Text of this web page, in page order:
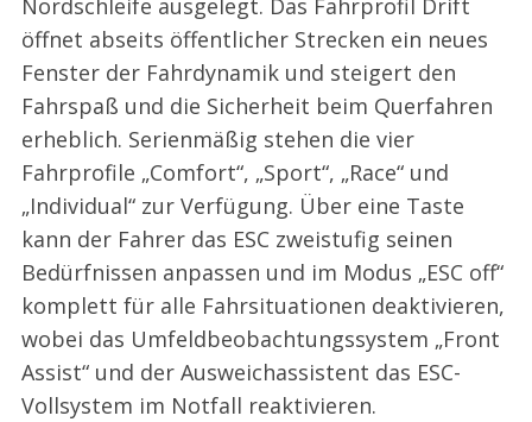
Nordschleife ausgelegt. Das Fahrprofil Drift
öffnet abseits öffentlicher Strecken ein neues
Fenster der Fahrdynamik und steigert den
Fahrspaß und die Sicherheit beim Querfahren
erheblich. Serienmäßig stehen die vier
Fahrprofile „Comfort“, „Sport“, „Race“ und
„Individual“ zur Verfügung. Über eine Taste
kann der Fahrer das ESC zweistufig seinen
Bedürfnissen anpassen und im Modus „ESC off“
komplett für alle Fahrsituationen deaktivieren,
wobei das Umfeldbeobachtungssystem „Front
Assist“ und der Ausweichassistent das ESC-
Vollsystem im Notfall reaktivieren.